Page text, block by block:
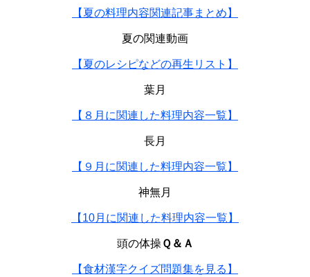
【夏の料理内容関連記事まとめ】
夏の関連動画
【夏のレシピなどの再生リスト】
葉月
【８月に関連した料理内容一覧】
長月
【９月に関連した料理内容一覧】
神無月
【10月に関連した料理内容一覧】
頭の体操Ｑ＆Ａ
【食材漢字クイズ問題集を見る】